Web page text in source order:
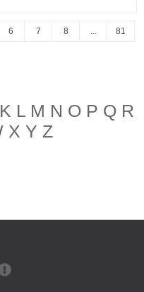
6 7 8 ... 81
K L M N O P Q R
X Y Z